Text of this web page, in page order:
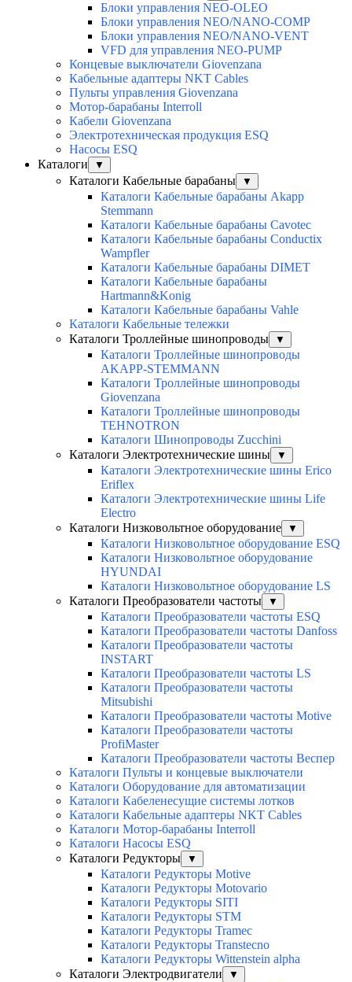
Блоки управления NEO-OLEO
Блоки управления NEO/NANO-COMP
Блоки управления NEO/NANO-VENT
VFD для управления NEO-PUMP
Концевые выключатели Giovenzana
Кабельные адаптеры NKT Cables
Пульты управления Giovenzana
Мотор-барабаны Interroll
Кабели Giovenzana
Электротехническая продукция ESQ
Насосы ESQ
Каталоги
▼
Каталоги Кабельные барабаны ▼
Каталоги Кабельные барабаны Akapp
Stemmann
Каталоги Кабельные барабаны Cavotec
Каталоги Кабельные барабаны Conductix
Wampfler
Каталоги Кабельные барабаны DIMET
Каталоги Кабельные барабаны
Hartmann&Konig
Каталоги Кабельные барабаны Vahle
Каталоги Кабельные тележки
Каталоги Троллейные шинопроводы
▼
Каталоги Троллейные шинопроводы
AKAPP-STEMMANN
Каталоги Троллейные шинопроводы
Giovenzana
Каталоги Троллейные шинопроводы
TEHNOTRON
Каталоги Шинопроводы Zucchini
Каталоги Электротехнические шины
▼
Каталоги Электротехнические шины Erico
Eriflex
Каталоги Электротехнические шины Life
Electro
Каталоги Низковольтное оборудование
▼
Каталоги Низковольтное оборудование ESQ
Каталоги Низковольтное оборудование
HYUNDAI
Каталоги Низковольтное оборудование LS
Каталоги Преобразователи частоты
▼
Каталоги Преобразователи частоты ESQ
Каталоги Преобразователи частоты Danfoss
Каталоги Преобразователи частоты
INSTART
Каталоги Преобразователи частоты LS
Каталоги Преобразователи частоты
Mitsubishi
Каталоги Преобразователи частоты Motive
Каталоги Преобразователи частоты
ProfiMaster
Каталоги Преобразователи частоты Веспер
Каталоги Пульты и концевые выключатели
Каталоги Оборудование для автоматизации
Каталоги Кабеленесущие системы лотков
Каталоги Кабельные адаптеры NKT Cables
Каталоги Мотор-барабаны Interroll
Каталоги Насосы ESQ
Каталоги Редукторы
▼
Каталоги Редукторы Motive
Каталоги Редукторы Motovario
Каталоги Редукторы SITI
Каталоги Редукторы STM
Каталоги Редукторы Tramec
Каталоги Редукторы Transtecno
Каталоги Редукторы Wittenstein alpha
Каталоги Электродвигатели
▼